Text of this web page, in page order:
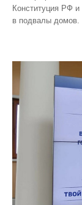
Конституция РФ
в подвалы домов.